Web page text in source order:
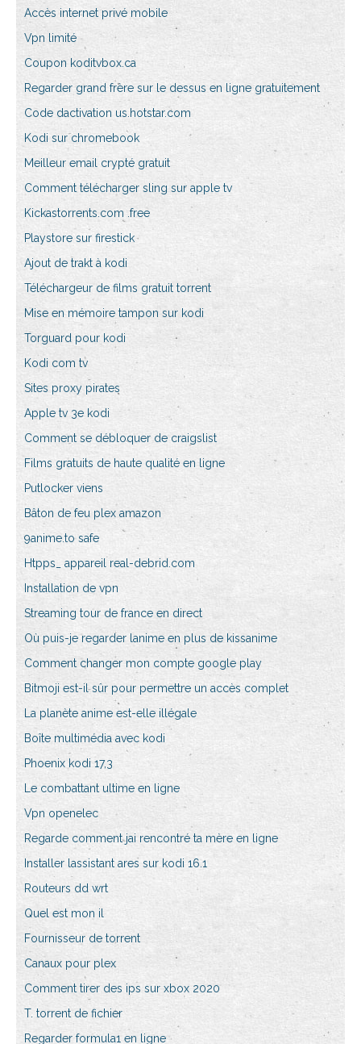
Accès internet privé mobile
Vpn limité
Coupon koditvbox.ca
Regarder grand frère sur le dessus en ligne gratuitement
Code dactivation us.hotstar.com
Kodi sur chromebook
Meilleur email crypté gratuit
Comment télécharger sling sur apple tv
Kickastorrents.com .free
Playstore sur firestick
Ajout de trakt à kodi
Téléchargeur de films gratuit torrent
Mise en mémoire tampon sur kodi
Torguard pour kodi
Kodi com tv
Sites proxy pirates
Apple tv 3e kodi
Comment se débloquer de craigslist
Films gratuits de haute qualité en ligne
Putlocker viens
Bâton de feu plex amazon
9anime.to safe
Htpps_ appareil real-debrid.com
Installation de vpn
Streaming tour de france en direct
Où puis-je regarder lanime en plus de kissanime
Comment changer mon compte google play
Bitmoji est-il sûr pour permettre un accès complet
La planète anime est-elle illégale
Boîte multimédia avec kodi
Phoenix kodi 17,3
Le combattant ultime en ligne
Vpn openelec
Regarde comment jai rencontré ta mère en ligne
Installer lassistant ares sur kodi 16.1
Routeurs dd wrt
Quel est mon il
Fournisseur de torrent
Canaux pour plex
Comment tirer des ips sur xbox 2020
T. torrent de fichier
Regarder formula1 en ligne